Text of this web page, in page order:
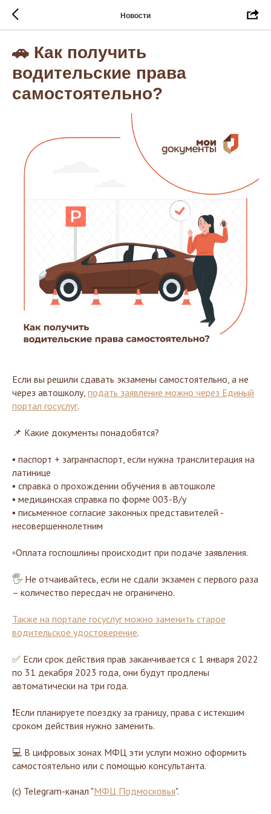
Новости
🚗 Как получить
водительские права
самостоятельно?
Если вы решили сдавать экзамены самостоятельно, а не
через автошколу, подать заявление можно через Единый
портал госуслуг.
📌 Какие документы понадобятся?
▪️ паспорт + загранпаспорт, если нужна транслитерация на
латинице
▪️ справка о прохождении обучения в автошколе
▪️ медицинская справка по форме 003-В/у
▪️ письменное согласие законных представителей -
несовершеннолетним
▫️Оплата госпошлины происходит при подаче заявления.
🖐 Не отчаивайтесь, если не сдали экзамен с первого раза
– количество пересдач не ограничено.
Также на портале госуслуг можно заменить старое
водительское удостоверение.
✅ Если срок действия прав заканчивается с 1 января 2022
по 31 декабря 2023 года, они будут продлены
автоматически на три года.
❗️Если планируете поездку за границу, права с истекшим
сроком действия нужно заменить.
💻 В цифровых зонах МФЦ эти услуги можно оформить
самостоятельно или с помощью консультанта.
(с) Telegram-канал "МФЦ Подмосковья".